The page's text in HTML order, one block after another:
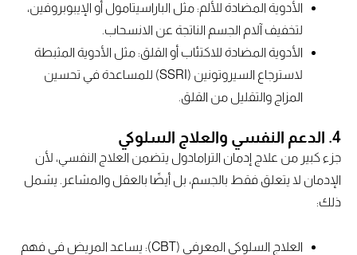
الأدوية المضادة للألم: مثل الباراسيتامول أو الإيبوبروفين،
لتخفيف آلام الجسم الناتجة عن الانسحاب.
الأدوية المضادة للاكتئاب أو القلق: مثل الأدوية المثبطة
لاسترجاع السيروتونين (SSRI) للمساعدة في تحسين
المزاج والتقليل من القلق.
4. الدعم النفسي والعلاج السلوكي
جزء كبير من علاج إدمان الترامادول يتضمن العلاج النفسي، لأن
الإدمان لا يتعلق فقط بالجسم، بل أيضًا بالعقل والمشاعر. يشمل
ذلك:
العلاج السلوكي المعرفي (CBT): يساعد المريض في فهم